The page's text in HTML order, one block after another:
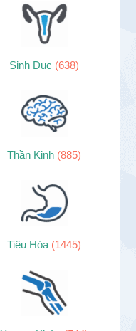
Sinh Dục (638)
Thần Kinh (885)
Tiêu Hóa (1445)